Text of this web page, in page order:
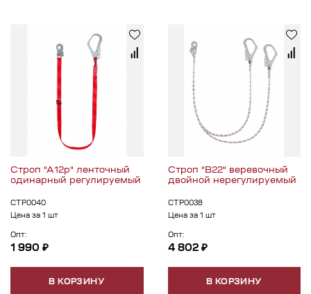
Строп "А12р" ленточный
одинарный регулируемый
СТР0040
Цена за 1 шт
Опт:
1 990 ₽
В КОРЗИНУ
Строп "В22" веревочный
двойной нерегулируемый
СТР0038
Цена за 1 шт
Опт:
4 802 ₽
В КОРЗИНУ